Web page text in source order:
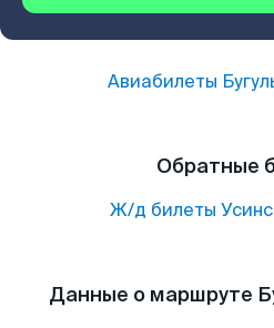
Авиабилеты
Обратные
Ж/д билеты
Данные о маршруте